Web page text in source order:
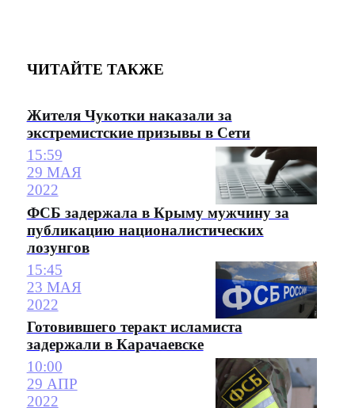
ЧИТАЙТЕ ТАКЖЕ
Жителя Чукотки наказали за
экстремистские призывы в Сети
15:59
29 МАЯ
2022
ФСБ задержала в Крыму мужчину за
публикацию националистических
лозунгов
15:45
23 МАЯ
2022
Готовившего теракт исламиста
задержали в Карачаевске
10:00
29 АПР
2022